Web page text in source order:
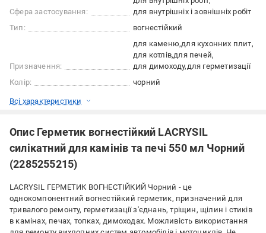
Сфера застосування:
для внутрішніх і зовнішніх робіт
Тип:
вогнестійкий
Призначення:
для каменю для кухонних плит
для котлів для печей
для димоходу для герметизації
Колір:
чорний
Всі характеристики
Опис Герметик вогнестійкий LACRYSIL
силікатний для камінів та печі 550 мл Чорний
(2285255215)
LACRYSIL ГЕРМЕТИК ВОГНЕСТІЙКИЙ Чорний - це
однокомпонентний вогнестійкий герметик, призначений для
тривалого ремонту, герметизації з'єднань, тріщин, щілин і стиків
в камінах, печах, топках, димоходах. Можливість використання